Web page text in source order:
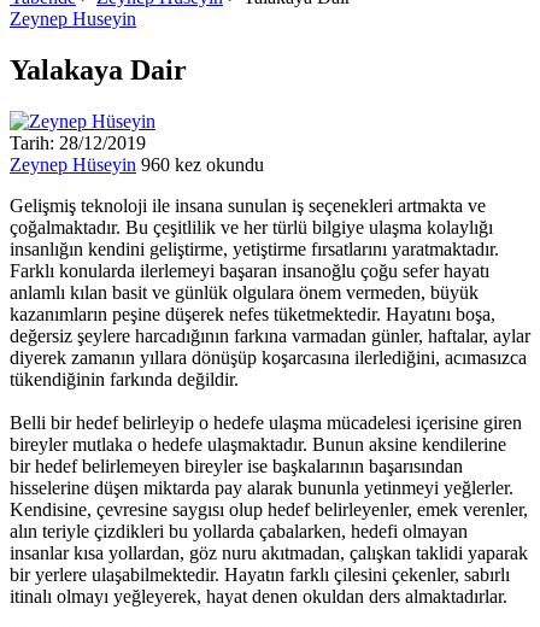
Zeynep Huseyin
Yalakaya Dair
Tarih: 28/12/2019
Zeynep Hüseyin 960 kez okundu
Gelişmiş teknoloji ile insana sunulan iş seçenekleri artmakta ve
çoğalmaktadır. Bu çeşitlilik ve her türlü bilgiye ulaşma kolaylığı
insanlığın kendini geliştirme, yetiştirme fırsatlarını yaratmaktadır.
Farklı konularda ilerlemeyi başaran insanoğlu çoğu sefer hayatı
anlamlı kılan basit ve günlük olgulara önem vermeden, büyük
kazanımların peşine düşerek nefes tüketmektedir. Hayatını boşa,
değersiz şeylere harcadığının farkına varmadan günler, haftalar, aylar
diyerek zamanın yıllara dönüşüp koşarcasına ilerlediğini, acımasızca
tükendiğinin farkında değildir.
Belli bir hedef belirleyip o hedefe ulaşma mücadelesi içerisine giren
bireyler mutlaka o hedefe ulaşmaktadır. Bunun aksine kendilerine
bir hedef belirlemeyen bireyler ise başkalarının başarısından
hisselerine düşen miktarda pay alarak bununla yetinmeyi yeğlerler.
Kendisine, çevresine saygısı olup hedef belirleyenler, emek verenler,
alın teriyle çizdikleri bu yollarda çabalarken, hedefi olmayan
insanlar kısa yollardan, göz nuru akıtmadan, çalışkan taklidi yaparak
bir yerlere ulaşabilmektedir. Hayatın farklı çilesini çekenler, sabırlı
itinalı olmayı yeğleyerek, hayat denen okuldan ders almaktadırlar.